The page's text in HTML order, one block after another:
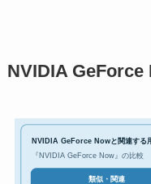
NVIDIA
NVIDIA GeForce Nowと関連する
『NVIDIA GeForce Now』の比較
類似・関連